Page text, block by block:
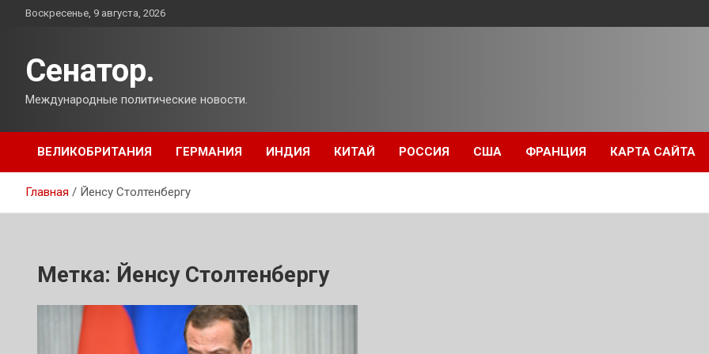
ПерейтиВоскресенье, 9 августа, 2026
Сенатор.
Международные политические новости.
ВЕЛИКОБРИТАНИЯ ГЕРМАНИЯ ИНДИЯ КИТАЙ РОССИЯ США ФРАНЦИЯ КАРТА САЙТА
Главная Йенсу Столтенбергу
Метка: Йенсу Столтенбергу